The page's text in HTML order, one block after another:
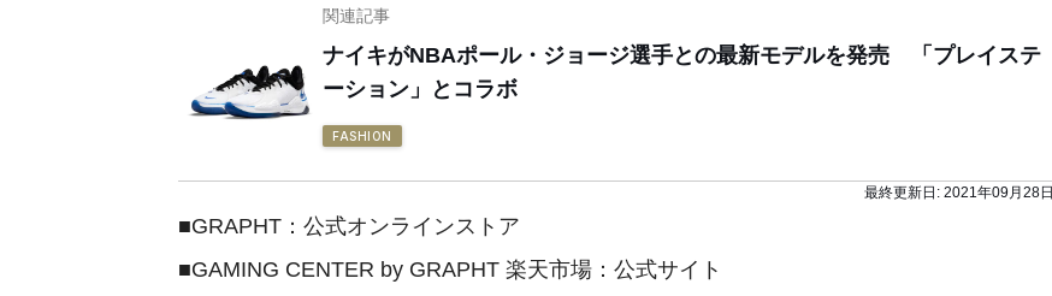
関連記事
ナイキがNBAポール・ジョージ選手との最新モデルを発売 「プレイステ
ーション」とコラボ
FASHION
最終更新日: 2021年09月28日
■GRAPHT：公式オンラインストア
■GAMING CENTER by GRAPHT 楽天市場：公式サイト